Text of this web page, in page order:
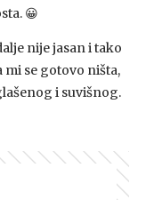
😀
nije jasan i tako
mi se gotovo ništa,
i suvišnog.